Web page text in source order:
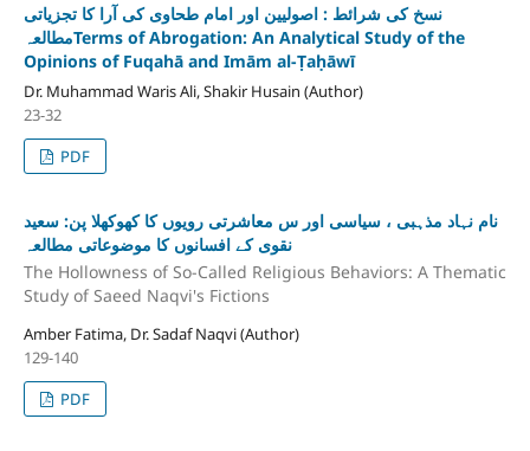
نسخ کی شرائط : اصولیین اور امام طحاوی کی آرا کا تجزیاتی
مطالعہTerms of Abrogation: An Analytical Study of the
Opinions of Fuqahā and Imām al-Ṭaḥāwī
Dr. Muhammad Waris Ali, Shakir Husain (Author)
23-32
PDF
نام نہاد مذہبی ، سیاسی اور س معاشرتی رویوں کا کھوکھلا پن: سعید
نقوی کے افسانوں کا موضوعاتی مطالعہ
The Hollowness of So-Called Religious Behaviors: A Thematic
Study of Saeed Naqvi's Fictions
Amber Fatima, Dr. Sadaf Naqvi (Author)
129-140
PDF